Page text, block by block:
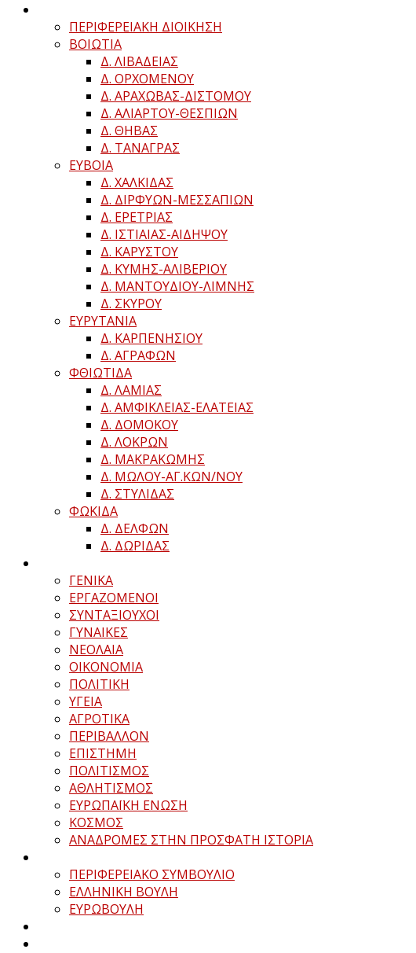
ΠΕΡΙΦΕΡΕΙΑΚΗ ΔΙΟΙΚΗΣΗ
ΒΟΙΩΤΙΑ
Δ. ΛΙΒΑΔΕΙΑΣ
Δ. ΟΡΧΟΜΕΝΟΥ
Δ. ΑΡΑΧΩΒΑΣ-ΔΙΣΤΟΜΟΥ
Δ. ΑΛΙΑΡΤΟΥ-ΘΕΣΠΙΩΝ
Δ. ΘΗΒΑΣ
Δ. ΤΑΝΑΓΡΑΣ
ΕΥΒΟΙΑ
Δ. ΧΑΛΚΙΔΑΣ
Δ. ΔΙΡΦΥΩΝ-ΜΕΣΣΑΠΙΩΝ
Δ. ΕΡΕΤΡΙΑΣ
Δ. ΙΣΤΙΑΙΑΣ-ΑΙΔΗΨΟΥ
Δ. ΚΑΡΥΣΤΟΥ
Δ. ΚΥΜΗΣ-ΑΛΙΒΕΡΙΟΥ
Δ. ΜΑΝΤΟΥΔΙΟΥ-ΛΙΜΝΗΣ
Δ. ΣΚΥΡΟΥ
ΕΥΡΥΤΑΝΙΑ
Δ. ΚΑΡΠΕΝΗΣΙΟΥ
Δ. ΑΓΡΑΦΩΝ
ΦΘΙΩΤΙΔΑ
Δ. ΛΑΜΙΑΣ
Δ. ΑΜΦΙΚΛΕΙΑΣ-ΕΛΑΤΕΙΑΣ
Δ. ΔΟΜΟΚΟΥ
Δ. ΛΟΚΡΩΝ
Δ. ΜΑΚΡΑΚΩΜΗΣ
Δ. ΜΩΛΟΥ-ΑΓ.ΚΩΝ/ΝΟΥ
Δ. ΣΤΥΛΙΔΑΣ
ΦΩΚΙΔΑ
Δ. ΔΕΛΦΩΝ
Δ. ΔΩΡΙΔΑΣ
ΓΕΝΙΚΑ
ΕΡΓΑΖΟΜΕΝΟΙ
ΣΥΝΤΑΞΙΟΥΧΟΙ
ΓΥΝΑΙΚΕΣ
ΝΕΟΛΑΙΑ
ΟΙΚΟΝΟΜΙΑ
ΠΟΛΙΤΙΚΗ
ΥΓΕΙΑ
ΑΓΡΟΤΙΚΑ
ΠΕΡΙΒΑΛΛΟΝ
ΕΠΙΣΤΗΜΗ
ΠΟΛΙΤΙΣΜΟΣ
ΑΘΛΗΤΙΣΜΟΣ
ΕΥΡΩΠΑΪΚΗ ΕΝΩΣΗ
ΚΟΣΜΟΣ
ΑΝΑΔΡΟΜΕΣ ΣΤΗΝ ΠΡΟΣΦΑΤΗ ΙΣΤΟΡΙΑ
ΠΕΡΙΦΕΡΕΙΑΚΟ ΣΥΜΒΟΥΛΙΟ
ΕΛΛΗΝΙΚΗ ΒΟΥΛΗ
ΕΥΡΩΒΟΥΛΗ